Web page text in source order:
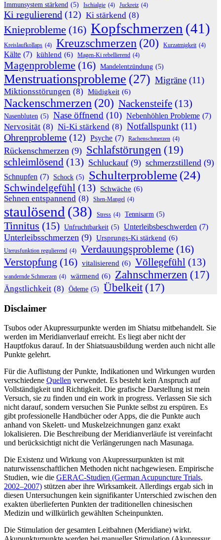
Immunsystem stärkend (5) Ischialgie (4) Juckreiz (4)
Ki regulierend (12) Ki stärkend (8)
Knieprobleme (16) Kopfschmerzen (41)
Kreislaufkollaps (4) Kreuzschmerzen (20) Kurzatmigkeit (4)
Kälte (7) kühlend (6) Magen-Ki rebellierend (4)
Magenprobleme (16) Mandelentzündung (5)
Menstruationsprobleme (27) Migräne (11)
Miktionsstörungen (8) Müdigkeit (6)
Nackenschmerzen (20) Nackensteife (13)
Nasenbluten (5) Nase öffnend (10) Nebenhöhlen Probleme (7)
Nervosität (8) Ni-Ki stärkend (8) Notfallspunkt (11)
Ohrenprobleme (12) Psyche (7) Rachenschmerzen (4)
Rückenschmerzen (9) Schlafstörungen (19)
schleimlösend (13) Schluckauf (9) schmerzstillend (9)
Schnupfen (7) Schock (5) Schulterprobleme (24)
Schwindelgefühl (13) Schwäche (6)
Sehnen entspannend (8) Shen-Mangel (4)
staulösend (38) Stress (4) Tennisarm (5)
Tinnitus (15) Unfruchtbarkeit (5) Unterleibsbeschwerden (7)
Unterleibsschmerzen (9) Ursprungs-Ki stärkend (6)
Uterusfunktion regulierend (4) Verdauungsprobleme (16)
Verstopfung (16) vitalisierend (6) Völlegefühl (13)
wandernde Schmerzen (4) wärmend (6) Zahnschmerzen (17)
Ängstlichkeit (8) Ödeme (5) Übelkeit (17)
Disclaimer
Tsubos oder Akupressurpunkte werden im Shiatsu mitbehandelt. Sie
werden im Meridianverlauf erreicht. Es liegt aber nicht der
Hauptfokus darauf. In der Shiatsuausbildung werden auch nicht alle
Punkte gelehrt.
Für die Auflistung der Punkte, Indikationen und Wirkungen wurden
verschiedene Quellen verwendet. Es besteht kein Anspruch auf
Vollständigkeit und Richtigkeit. Die grafische Darstellung ist mein
Versuch, sie zu finden und ein work in progress. Verlassen Sie sich
nicht darauf, sondern versuchen Sie Punkte selbst zu erspüren. Es
gibt professionelle Handbücher oder Apps, die die Punkte auch
anhand von Skelett- und Muskelzeichnungen ganz exakt
lokalisieren. Die Beschreibung der Meridianverläufe ist vereinfacht
und berücksichtigt nicht die Verlängerungen nach Masunaga.
Die Existenz und Wirkung von Akupressurpunkten ist mit
naturwissenschaftlichen Methoden nicht nachgewiesen. Empirische
Studien, wie die GERAC-Studien (German Acupuncture Trials,
2002–2007) stützen aber ihre Wirksamkeit. Allerdings ergab sich in
diesen Untersuchungen kein signifikanter Unterschied zwischen den
exakten überlieferten Punkten der traditionellen chinesischen
Medizin und willkürlich gewählten Scheinpunkten.
Die Stimulation der gesamten Leitbahnen (Meridiane) wirkt.